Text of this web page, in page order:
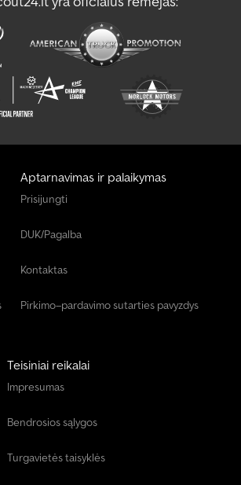
Auginimo Mašina
Aptarnavimas ir palaikymas
Prisijungti
DUK/Pagalba
Kontaktas
Pirkimo–pardavimo sutarties pavyzdys
Teisiniai reikalai
Impresumas
Bendrosios sąlygos
Turgavietės taisyklės